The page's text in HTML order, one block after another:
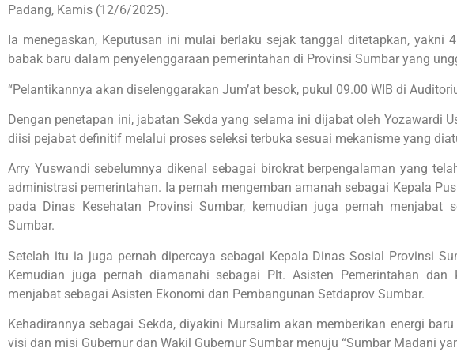
Padang, Kamis (12/6/2025).
Ia menegaskan, Keputusan ini mulai berlaku sejak tanggal ditetapkan, yakni
babak baru dalam penyelenggaraan pemerintahan di Provinsi Sumbar yang
“Pelantikannya akan diselenggarakan Jum’at besok, pukul 09.00 WIB di
Dengan penetapan ini, jabatan Sekda yang selama ini dijabat oleh Yozawardi
diisi pejabat definitif melalui proses seleksi terbuka sesuai mekanisme yang
Arry Yuswandi sebelumnya dikenal sebagai birokrat berpengalaman yang
administrasi pemerintahan. Ia pernah mengemban amanah sebagai Kepala
pada Dinas Kesehatan Provinsi Sumbar, kemudian juga pernah menjabat
Sumbar.
Setelah itu ia juga pernah dipercaya sebagai Kepala Dinas Sosial Provinsi
Kemudian juga pernah diamanahi sebagai Plt. Asisten Pemerintahan
menjabat sebagai Asisten Ekonomi dan Pembangunan Setdaprov Sumbar.
Kehadirannya sebagai Sekda, diyakini Mursalim akan memberikan energi
visi dan misi Gubernur dan Wakil Gubernur Sumbar menuju “Sumbar Madani